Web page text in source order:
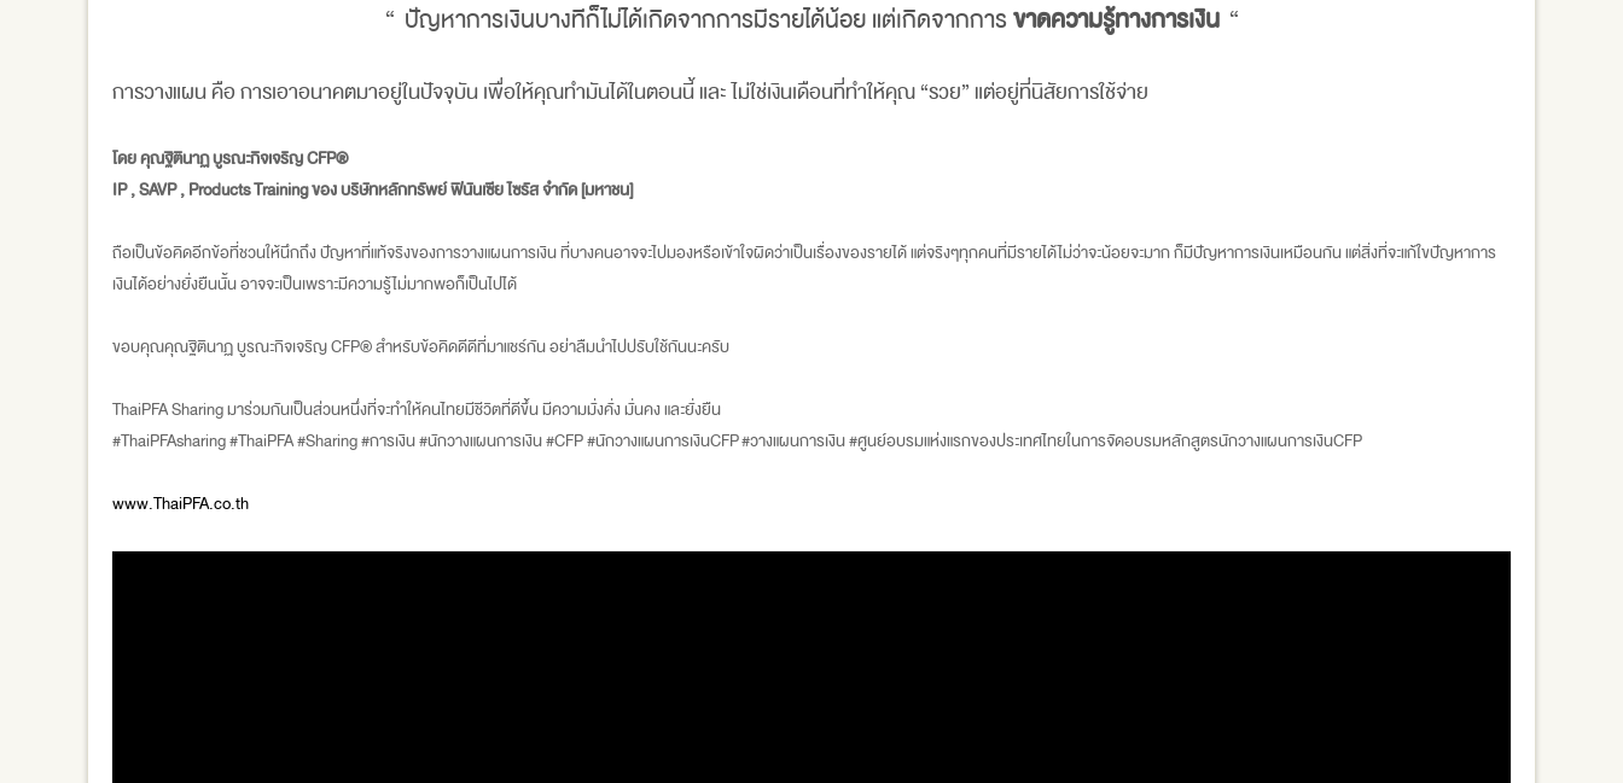
“ ปัญหาการเงินบางทีก็ไม่ได้เกิดจากการมีรายได้น้อย แต่เกิดจากการขาดความรู้ทางการเงิน“
การวางแผน คือ การเอาอนาคตมาอยู่ในปัจจุบัน เพื่อให้คุณทำมันได้ในตอนนี้ และ ไม่ใช่เงินเดือนที่ทำให้คุณ “รวย” แต่อยู่ที่นิสัยการใช้จ่าย
โดย คุณฐิตินาฏ บูรณะกิจเจริญ CFP®
IP , SAVP , Products Training ของ บริษัทหลักทรัพย์ ฟินันเซีย ไซรัส จำกัด [มหาชน]
ถือเป็นข้อคิดอีกข้อที่ชวนให้นึกถึง ปัญหาที่แท้จริงของการวางแผนการเงิน ที่บางคนอาจจะไปมองหรือเข้าใจผิดว่าเป็นเรื่องของรายได้ แต่จริงๆทุกคนที่มีรายได้ไม่ว่าจะน้อยจะมาก ก็มีปัญหาการเงินเหมือนกัน แต่สิ่งที่จะแก้ใขปัญหาการ
เงินได้อย่างยั่งยืนนั้น อาจจะเป็นเพราะมีความรู้ไม่มากพอก็เป็นไปได้
ขอบคุณคุณฐิตินาฏ บูรณะกิจเจริญ CFP® สำหรับข้อคิดดีดีที่มาแชร์กัน อย่าลืมนำไปปรับใช้กันนะครับ
ThaiPFA Sharing มาร่วมกันเป็นส่วนหนึ่งที่จะทำให้คนไทยมีชีวิตที่ดีขึ้น มีความมั่งคั่ง มั่นคง และยั่งยืน
#ThaiPFAsharing #ThaiPFA #Sharing #การเงิน #นักวางแผนการเงิน #CFP #นักวางแผนการเงินCFP #วางแผนการเงิน #ศูนย์อบรมแห่งแรกของประเทศไทยในการจัดอบรมหลักสูตรนักวางแผนการเงินCFP
www.ThaiPFA.co.th